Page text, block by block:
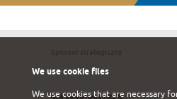
We use cookie files
We use cookies that are necessary